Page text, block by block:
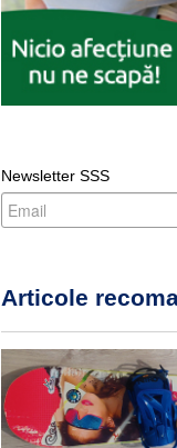
Newsletter SSS
Articole